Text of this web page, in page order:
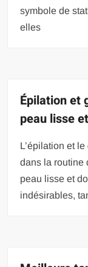
symbole de
elles
Épilation et
peau lisse
L’épilation et
dans la routine
peau lisse et
indésirables,